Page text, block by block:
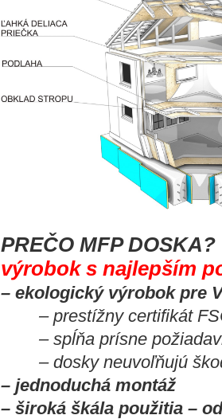
PREČO MFP DOSKA?
výrobok s najlepším
– ekologický výrobok pre
– prestížny certifikát
– spĺňa prísne
– dosky neuvoľňujú
– jednoduchá montáž
– široká škála použitia –